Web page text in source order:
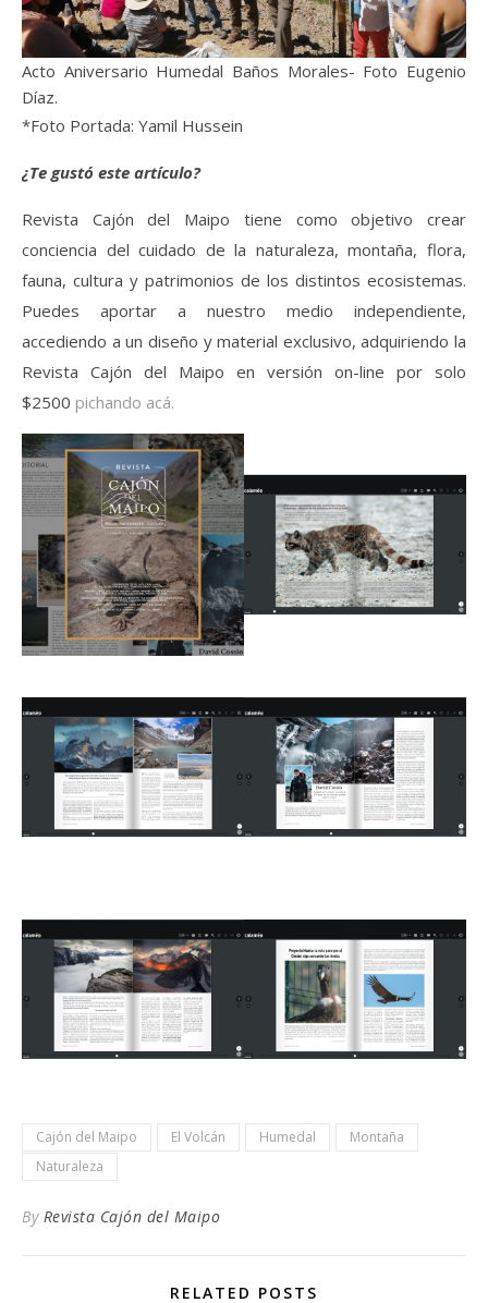
Acto Aniversario Humedal Baños Morales- Foto Eugenio
Díaz.
*Foto Portada: Yamil Hussein
¿Te gustó este artículo?
Revista Cajón del Maipo tiene como objetivo crear
conciencia del cuidado de la naturaleza, montaña, flora,
fauna, cultura y patrimonios de los distintos ecosistemas.
Puedes aportar a nuestro medio independiente,
accediendo a un diseño y material exclusivo, adquiriendo la
Revista Cajón del Maipo en versión on-line por solo
$2500 pichando acá.
Cajón del Maipo El Volcán Humedal
Montaña
Naturaleza
By Revista Cajón del Maipo
RELATED POSTS